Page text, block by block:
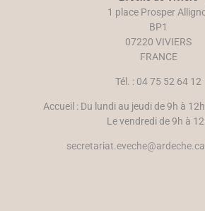
1 place Prosper
BP1
07220 VIVIERS
FRANCE
Tél. : 04 75 52 64 12
Accueil : Du lundi au jeudi de 9h à
Le vendredi de 9h à